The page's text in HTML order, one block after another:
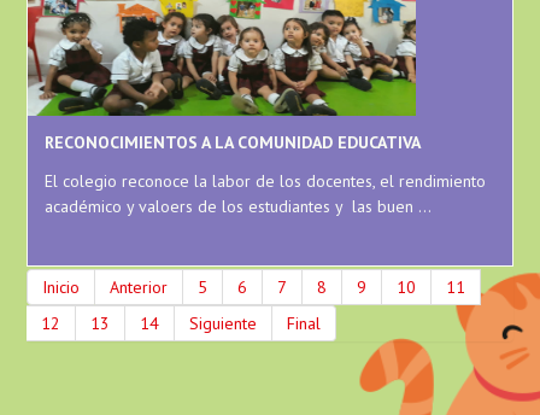
RECONOCIMIENTOS A LA COMUNIDAD EDUCATIVA
El colegio reconoce la labor de los docentes, el rendimiento
académico y valoers de los estudiantes y las buen ...
Inicio Anterior 5 6 7 8 9 10
11
12
13 14 Siguiente Final